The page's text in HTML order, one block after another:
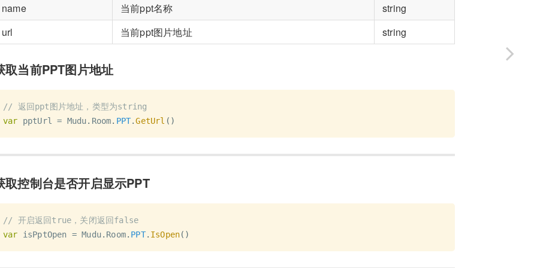
name 当前ppt名称
string
url
当前ppt图片地址 string
取当前PPT图片地址
// 返回ppt图片地址，类型为string
var pptUrl = Mudu. Room. PPT.GetUrl ( )
取控制台是否开启显示PPT
// 开启返回true，关闭返回false
var isPptOpen = Mudu. Room. PPT. IsOpen( )